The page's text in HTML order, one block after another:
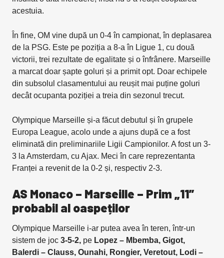
acestuia.
În fine, OM vine după un 0-4 în campionat, în deplasarea
de la PSG. Este pe poziția a 8-a în Ligue 1, cu două
victorii, trei rezultate de egalitate și o înfrânere. Marseille
a marcat doar șapte goluri și a primit opt. Doar echipele
din subsolul clasamentului au reușit mai puține goluri
decât ocupanta poziției a treia din sezonul trecut.
Olympique Marseille și-a făcut debutul și în grupele
Europa League, acolo unde a ajuns după ce a fost
eliminată din preliminariile Ligii Campionilor. A fost un 3-
3 la Amsterdam, cu Ajax. Meci în care reprezentanta
Franței a revenit de la 0-2 și, respectiv 2-3.
AS Monaco – Marseille – Prim „11”
probabil al oaspeților
Olympique Marseille i-ar putea avea în teren, într-un
sistem de joc 3-5-2, pe Lopez – Mbemba, Gigot,
Balerdi – Clauss, Ounahi, Rongier, Veretout, Lodi –